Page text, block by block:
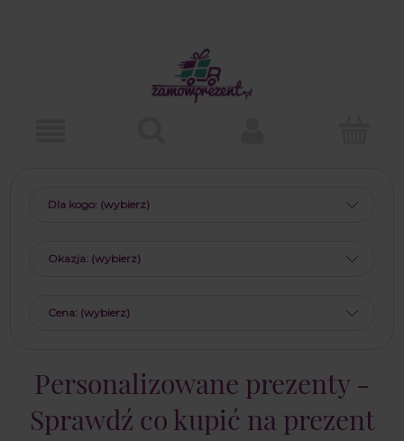
Dla kogo: (wybierz)
Okazja: (wybierz)
Cena: (wybierz)
Personalizowane prezenty -
Sprawdź co kupić na prezent